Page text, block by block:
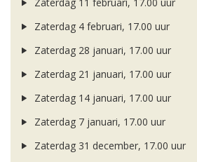
Zaterdag 11 februari, 17.00 uur
Zaterdag 4 februari, 17.00 uur
Zaterdag 28 januari, 17.00 uur
Zaterdag 21 januari, 17.00 uur
Zaterdag 14 januari, 17.00 uur
Zaterdag 7 januari, 17.00 uur
Zaterdag 31 december, 17.00 uur